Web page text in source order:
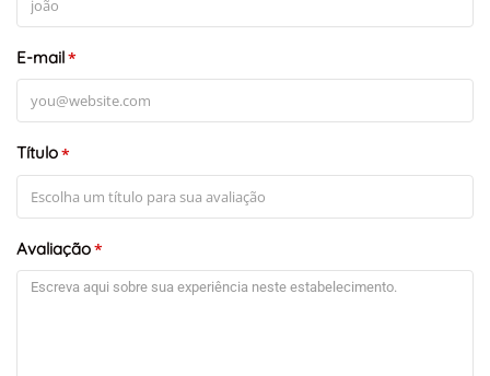
E-mail*
Título*
Avaliação*